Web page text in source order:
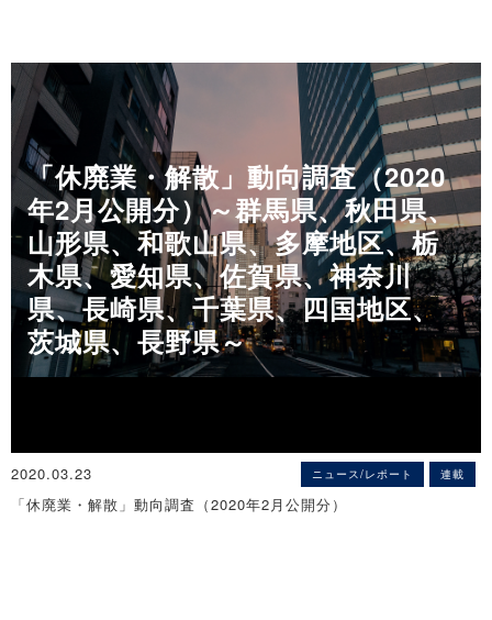
～ 人手が「過剰」とする割合は増加、特に「旅館・ホテル」で顕著
～
※詳細はこちら
情報提供元（出所）：株式会社帝国データバンク
新型コロナウイルス、企業の81.1％で｢業績でマイナスの影響｣
～ 企業の1.8％で「業績でプラスの影響」 ～
※詳細は こちら
◇愛知県「新型コロナウイルス感染症に対する企業の意識調査」
（2020年3月）
「マイナスの影響」82.3％、全国を2ポイント上回る
～ 前回調査から15.6ポイントの大幅な増加 ～
※詳細はこちら
◇山形県「新型コロナウイルス感染症に対する企業の意識調査」
（2020年3月）
新型コロナウイルス、県内企業の83.5％で「業績にマイナス」
～ 幅広い業種で脅威となるも、一部業種では業績にプラスの影響
◇熊本県「新型コロナウイルス感染症に対する企業の意識調査」
（2020年3月）
新型コロナウイルス、企業の77.5％で「業績にマイナス」
～「倒産」と「休廃業・解散」がともに増加したのは2012年以来、
7年ぶり～
※詳細は こちら
◇宮崎県「休廃業・解散」動向調査（2019年）
「休廃業・解散」 件数は｢倒産｣ 件数の12.6倍
～「休廃業・解散」事業者の売上高合計は約139億円～
※詳細はこちら
◇熊本県「休廃業・解散」動向調査（2019年）
「休廃業・解散」 3年ぶりに増加へ転じる、前年比21.8％増の347
～ 「休廃業」は252件、過去10年間で3番目の水準 ～
～業歴50年以上の企業が4割、地区では大津が最多～
※詳細はこちら
「休廃業・解散」動向調査（2020
年2月公開分）～群馬県、秋田県、
山形県、和歌山県、多摩地区、栃
木県、愛知県、佐賀県、神奈川
県、長崎県、千葉県、四国地区、
茨城県、長野県～
2020.03.23 ニュース/レポート 連載
「休廃業・解散」動向調査（2020年2月公開分）